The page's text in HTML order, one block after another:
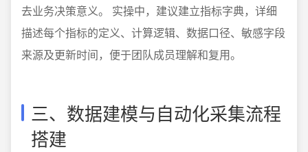
去业务决策意义。 实操中，建议建立指标字典，详细
描述每个指标的定义、计算逻辑、数据口径、敏感字段
来源及更新时间，便于团队成员理解和复用。
三、数据建模与自动化采集流程
搭建